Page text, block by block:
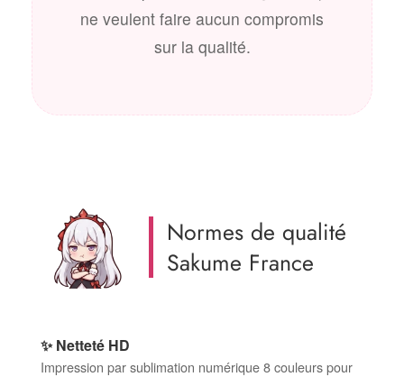
ne veulent faire aucun compromis
sur la qualité.
Normes de qualité
Sakume France
✨ Netteté HD
Impression par sublimation numérique 8 couleurs pour